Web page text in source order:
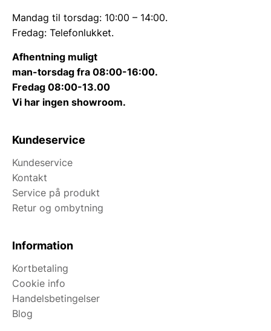
Mandag til torsdag: 10:00 – 14:00.
Fredag: Telefonlukket.
Afhentning muligt
man-torsdag fra 08:00-16:00.
Fredag 08:00-13.00
Vi har ingen showroom.
Kundeservice
Kundeservice
Kontakt
Service på produkt
Retur og ombytning
Information
Kortbetaling
Cookie info
Handelsbetingelser
Blog